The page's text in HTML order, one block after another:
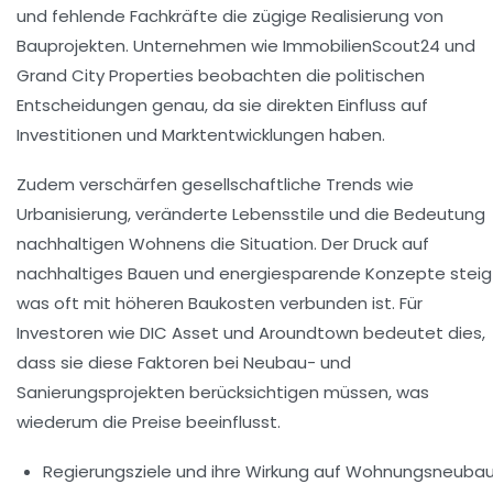
und fehlende Fachkräfte die zügige Realisierung von
Bauprojekten. Unternehmen wie ImmobilienScout24 und
Grand City Properties beobachten die politischen
Entscheidungen genau, da sie direkten Einfluss auf
Investitionen und Marktentwicklungen haben.
Zudem verschärfen gesellschaftliche Trends wie
Urbanisierung, veränderte Lebensstile und die Bedeutung
nachhaltigen Wohnens die Situation. Der Druck auf
nachhaltiges Bauen und energiesparende Konzepte
was oft mit höheren Baukosten verbunden ist. Für
Investoren wie DIC Asset und Aroundtown bedeutet dies,
dass sie diese Faktoren bei Neubau- und
Sanierungsprojekten berücksichtigen müssen, was
wiederum die Preise beeinflusst.
Regierungsziele und ihre Wirkung auf